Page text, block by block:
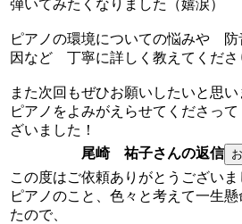
弾いてみたくなりました（嬉涙）
ピアノの環境についての悩みや
因など 丁寧に詳しく教えてくだ
また次回もぜひお願いしたいと思い
ピアノをよみがえらせてくださっ
ざいました！
尾崎 祐子さんの返信
この度はご依頼ありがとうございま
ピアノのこと、色々と考えて一生
たので、